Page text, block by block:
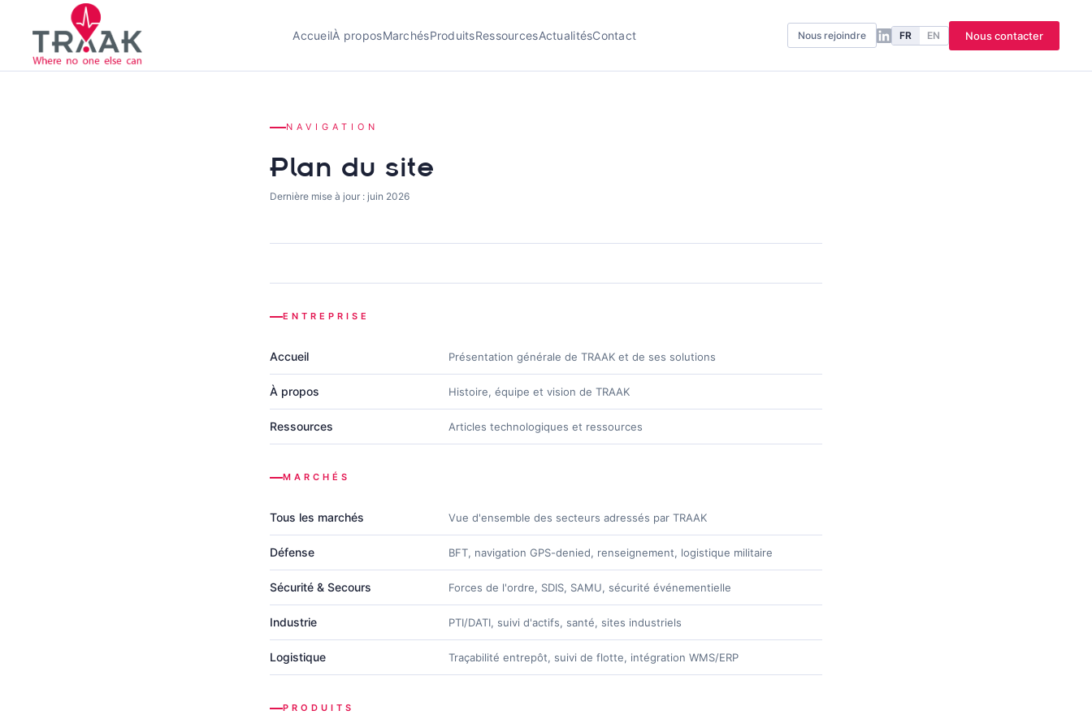
AccueilÀ proposMarchésProduitsRessourcesActualitésContact Nous rejoindre FR EN Nous contacter
NAVIGATION
Plan du site
Dernière mise à jour : juin 2026
ENTREPRISE
Accueil Présentation générale de TRAAK et de ses solutions
À propos Histoire, équipe et vision de TRAAK
Ressources Articles technologiques et ressources
MARCHÉS
Tous les marchés Vue d'ensemble des secteurs adressés par TRAAK
Défense BFT, navigation GPS-denied, renseignement, logistique militaire
Sécurité & Secours Forces de l'ordre, SDIS, SAMU, sécurité événementielle
Industrie PTI/DATI, suivi d'actifs, santé, sites industriels
Logistique Traçabilité entrepôt, suivi de flotte, intégration WMS/ERP
PRODUITS